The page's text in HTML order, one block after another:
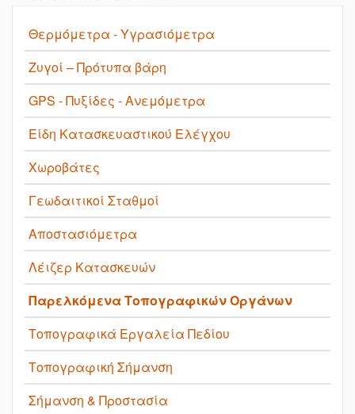
Θερμόμετρα - Υγρασιόμετρα
Ζυγοί – Πρότυπα βάρη
GPS - Πυξίδες - Ανεμόμετρα
Είδη Κατασκευαστικού Ελέγχου
Χωροβάτες
Γεωδαιτικοί Σταθμοί
Αποστασιόμετρα
Λέιζερ Κατασκευών
Παρελκόμενα Τοπογραφικών Οργάνων
Τοπογραφικά Εργαλεία Πεδίου
Τοπογραφική Σήμανση
Σήμανση & Προστασία